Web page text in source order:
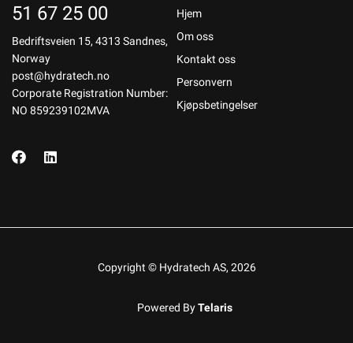
51 67 25 00
Bedriftsveien 15, 4313 Sandnes,
Norway
post@hydratech.no
Corporate Registration Number:
NO 859239102MVA
Hjem
Om oss
Kontakt oss
Personvern
Kjøpsbetingelser
Copyright © Hydratech AS, 2026
Powered ByTelaris